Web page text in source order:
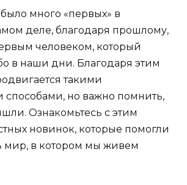
много «первых» в
деле, благодаря прошлому,
человеком, который
в наши дни. Благодаря этим
такими
способами, но важно помнить,
Ознакомьтесь с этим
новинок, которые помогли
мир, в котором мы живем